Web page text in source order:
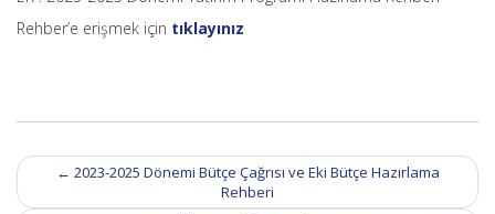
Rehber’e erişmek için tıklayınız
Post
navigation
← 2023-2025 Dönemi Bütçe Çağrısı ve Eki Bütçe Hazırlama
Rehberi